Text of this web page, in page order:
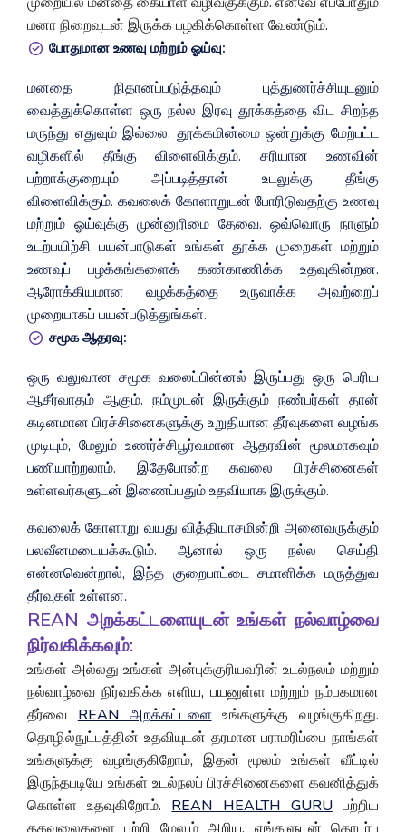
மனா நிறைவுடன் இருக்க பழகிக்கொள்ள வேண்டும்.
போதுமான உணவு மற்றும் ஓய்வு:
மனதை நிதானப்படுத்தவும் புத்துணர்ச்சியுடனும்
வைத்துக்கொள்ள ஒரு நல்ல இரவு தூக்கத்தை விட சிறந்த
மருந்து எதுவும் இல்லை. தூக்கமின்மை ஒன்றுக்கு மேற்பட்ட
வழிகளில் தீங்கு விளைவிக்கும். சரியான உணவின்
பற்றாக்குறையும் அப்படித்தான் உடலுக்கு தீங்கு
விளைவிக்கும். கவலைக் கோளாறுடன் போரிடுவதற்கு உணவு
மற்றும் ஓய்வுக்கு முன்னுரிமை தேவை. ஒவ்வொரு நாளும்
உடற்பயிற்சி பயன்பாடுகள் உங்கள் தூக்க முறைகள் மற்றும்
உணவுப் பழக்கங்களைக் கண்காணிக்க உதவுகின்றன.
ஆரோக்கியமான வழக்கத்தை உருவாக்க அவற்றைப்
முறையாகப் பயன்படுத்துங்கள்.
சமூக ஆதரவு:
ஒரு வலுவான சமூக வலைப்பின்னல் இருப்பது ஒரு பெரிய
ஆசீர்வாதம் ஆகும். நம்முடன் இருக்கும் நண்பர்கள் தான்
கடினமான பிரச்சினைகளுக்கு உறுதியான தீர்வுகளை வழங்க
முடியும், மேலும் உணர்ச்சிபூர்வமான ஆதரவின் மூலமாகவும்
பணியாற்றலாம். இதேபோன்ற கவலை பிரச்சினைகள்
உள்ளவர்களுடன் இணைப்பதும் உதவியாக இருக்கும்.
கவலைக் கோளாறு வயது வித்தியாசமின்றி அனைவருக்கும்
பலவீனமடையக்கூடும். ஆனால் ஒரு நல்ல செய்தி
என்னவென்றால், இந்த குறைபாட்டை சமாளிக்க மருத்துவ
தீர்வுகள் உள்ளன.
REAN அறக்கட்டளையுடன் உங்கள் நல்வாழ்வை
நிர்வகிக்கவும்:
உங்கள் அல்லது உங்கள் அன்புக்குரியவரின் உடல்நலம் மற்றும்
நல்வாழ்வை நிர்வகிக்க எளிய, பயனுள்ள மற்றும் நம்பகமான
தீர்வை REAN அறக்கட்டளை உங்களுக்கு வழங்குகிறது.
தொழில்நுட்பத்தின் உதவியுடன் தரமான பராமரிப்பை நாங்கள்
உங்களுக்கு வழங்குகிறோம், இதன் மூலம் உங்கள் வீட்டில்
இருந்தபடியே உங்கள் உடல்நலப் பிரச்சினைகளை கவனித்துக்
கொள்ள உதவுகிறோம். REAN HEALTH GURUபற்றிய